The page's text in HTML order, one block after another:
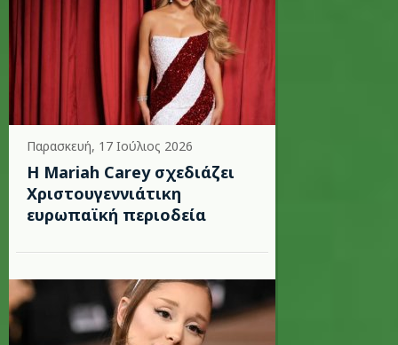
Παρασκευή, 17 Ιούλιος 2026
Η Mariah Carey σχεδιάζει
Χριστουγεννιάτικη
ευρωπαϊκή περιοδεία